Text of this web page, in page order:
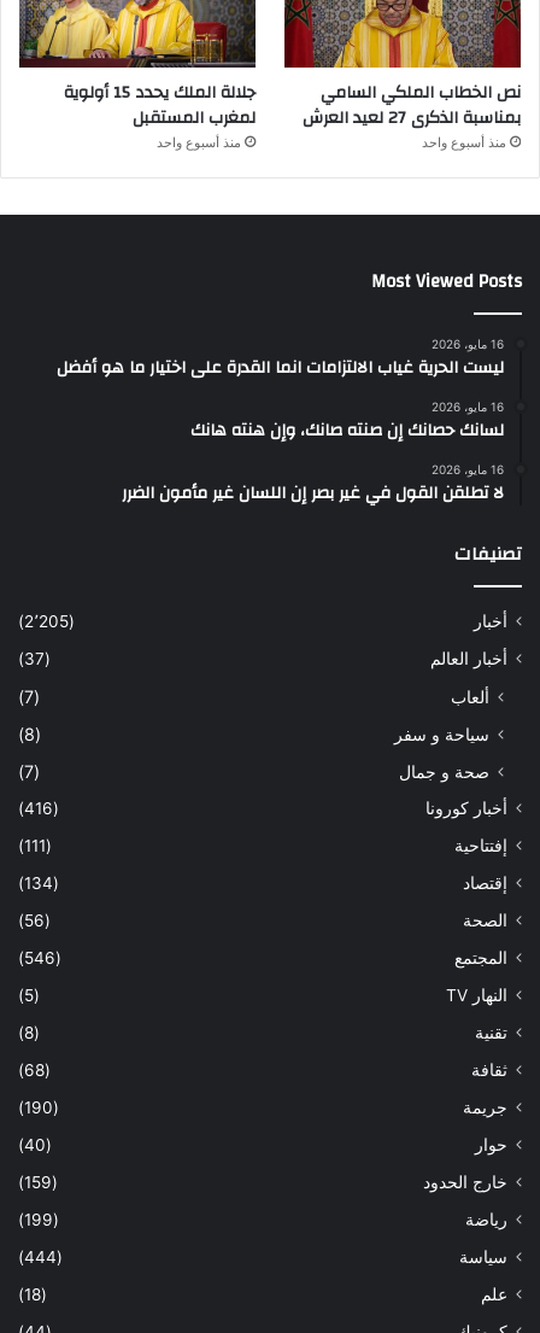
نص الخطاب الملكي السامي
بمناسبة الذكرى 27 لعيد العرش
منذ أسبوع واحد
جلالة الملك يحدد 15 أولوية
لمغرب المستقبل
منذ أسبوع واحد
Most Viewed Posts
16 مايو، 2026
ليست الحرية غياب الالتزامات انما القدرة على اختيار ما هو أفضل
16 مايو، 2026
لسانك حصانك إن صنته صانك، وإن هنته هانك
16 مايو، 2026
لا تطلقن القول في غير بصر إن اللسان غير مأمون الضرر
تصنيفات
أخبار
(2٬205)
أخبار العالم
(37)
ألعاب
(7)
سياحة و سفر
(8)
صحة و جمال
(7)
أخبار كورونا
(416)
إفتتاحية
(111)
إقتصاد
(134)
الصحة
(56)
المجتمع
(546)
النهار TV
(5)
تقنية
(8)
ثقافة
(68)
جريمة
(190)
حوار
(40)
خارج الحدود
(159)
رياضة
(199)
سياسة
(444)
علم
(18)